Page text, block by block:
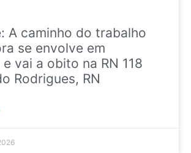
A caminho do trabalho
se envolve em
vai a obito na RN 118
Rodrigues, RN